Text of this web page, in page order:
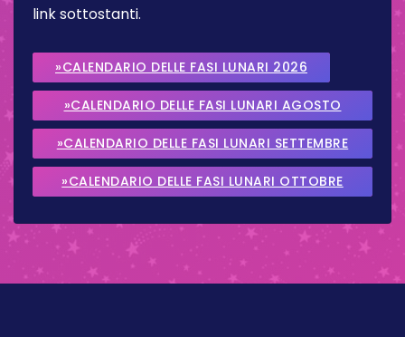
link sottostanti.
»CALENDARIO DELLE FASI LUNARI 2026
»CALENDARIO DELLE FASI LUNARI AGOSTO
2026
»CALENDARIO DELLE FASI LUNARI SETTEMBRE
2026
»CALENDARIO DELLE FASI LUNARI OTTOBRE